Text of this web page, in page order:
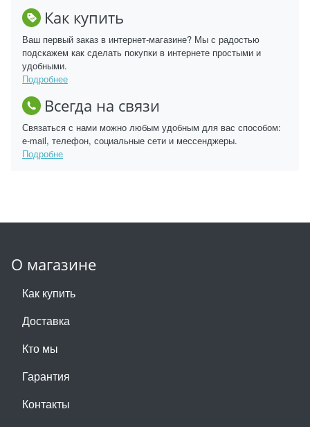
Как купить
Ваш первый заказ в интернет-магазине? Мы с радостью
подскажем как сделать покупки в интернете простыми и
удобными.
Подробнее
Всегда на связи
Связаться с нами можно любым удобным для вас способом:
e-mail, телефон, социальные сети и мессенджеры.
Подробне
О магазине
Как купить
Доставка
Кто мы
Гарантия
Контакты